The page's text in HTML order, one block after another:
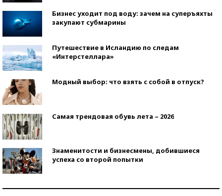
Бизнес уходит под воду: зачем на суперъяхты
закупают субмарины
Путешествие в Исландию по следам
«Интерстеллара»
Модный выбор: что взять с собой в отпуск?
Самая трендовая обувь лета – 2026
Знаменитости и бизнесмены, добившиеся
успеха со второй попытки